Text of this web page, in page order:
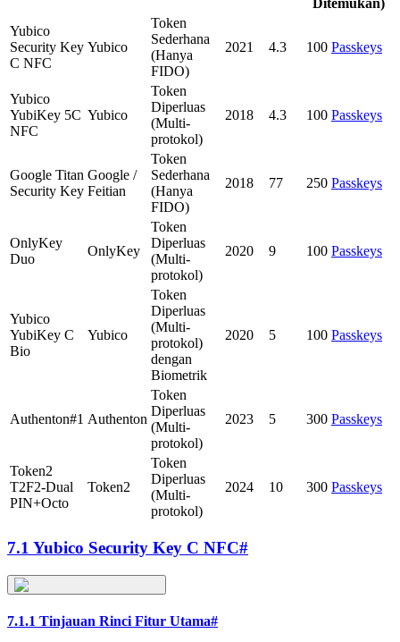
Yubico
Security Key
C NFC
Yubico
Token
Sederhana
(Hanya
FIDO)
2021 4.3 100 Passkeys
Yubico
YubiKey 5C
NFC
Yubico
Token
Diperluas
(Multi-
protokol)
2018 4.3 100 Passkeys
Google Titan
Security Key
Google /
Feitian
Token
Sederhana
(Hanya
FIDO)
2018 77 250 Passkeys
OnlyKey
Duo
OnlyKey
Token
Diperluas
(Multi-
protokol)
2020 9 100 Passkeys
Yubico
YubiKey C
Bio
Yubico
Token
Diperluas
(Multi-
protokol)
dengan
Biometrik
2020 5 100 Passkeys
Authenton#1 Authenton
Token
Diperluas
(Multi-
protokol)
2023 5 300 Passkeys
Token2
T2F2-Dual
PIN+Octo
Token2
Token
Diperluas
(Multi-
protokol)
2024 10 300 Passkeys
7.1 Yubico Security Key C NFC#
7.1.1 Tinjauan Rinci Fitur Utama#